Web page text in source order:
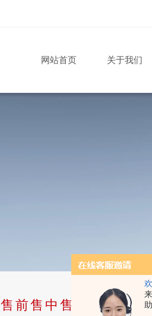
网站首页 关于我们
售前售中售后完整的服